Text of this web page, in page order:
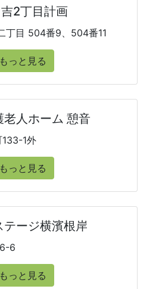
2丁目計画
丁目 504番9、504番11
もっと見る
人ホーム 憩音
1外
もっと見る
ージ横濱根岸
6
もっと見る